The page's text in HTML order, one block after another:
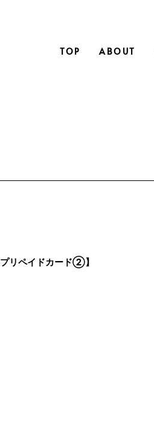
TOP ABOUT
プリペイドカード②】